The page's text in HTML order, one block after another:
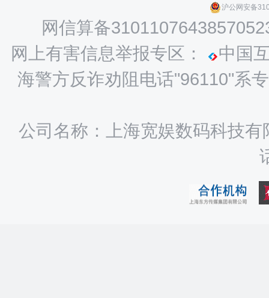
沪公网安备
网信算备
网上有害信息举报专区：
中国
海警方反诈劝阻电话"96110"系
公司名称：上海宽娱数码科技有